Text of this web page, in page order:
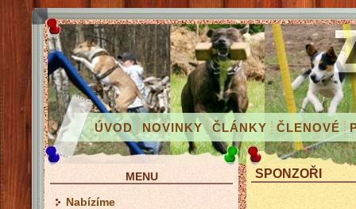
ÚVOD NOVINKY ČLÁNKY ČLENOVÉ
SPONZOŘI
MENU
Nabízíme